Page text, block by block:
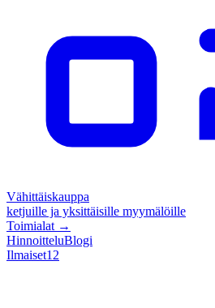
Vähittäiskauppa
ketjuille ja yksittäisille myymälöille
Toimialat →
HinnoitteluBlogi
Ilmaiset12